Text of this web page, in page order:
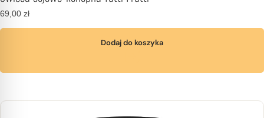
69,00 zł
Dodaj do koszyka